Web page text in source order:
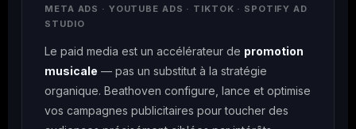
META ADS · YOUTUBE ADS · TIKTOK · SPOTIFY AD
STUDIO
Le paid media est un accélérateur de promotion
musicale — pas un substitut à la stratégie
organique. Beathoven configure, lance et optimise
vos campagnes publicitaires pour toucher des